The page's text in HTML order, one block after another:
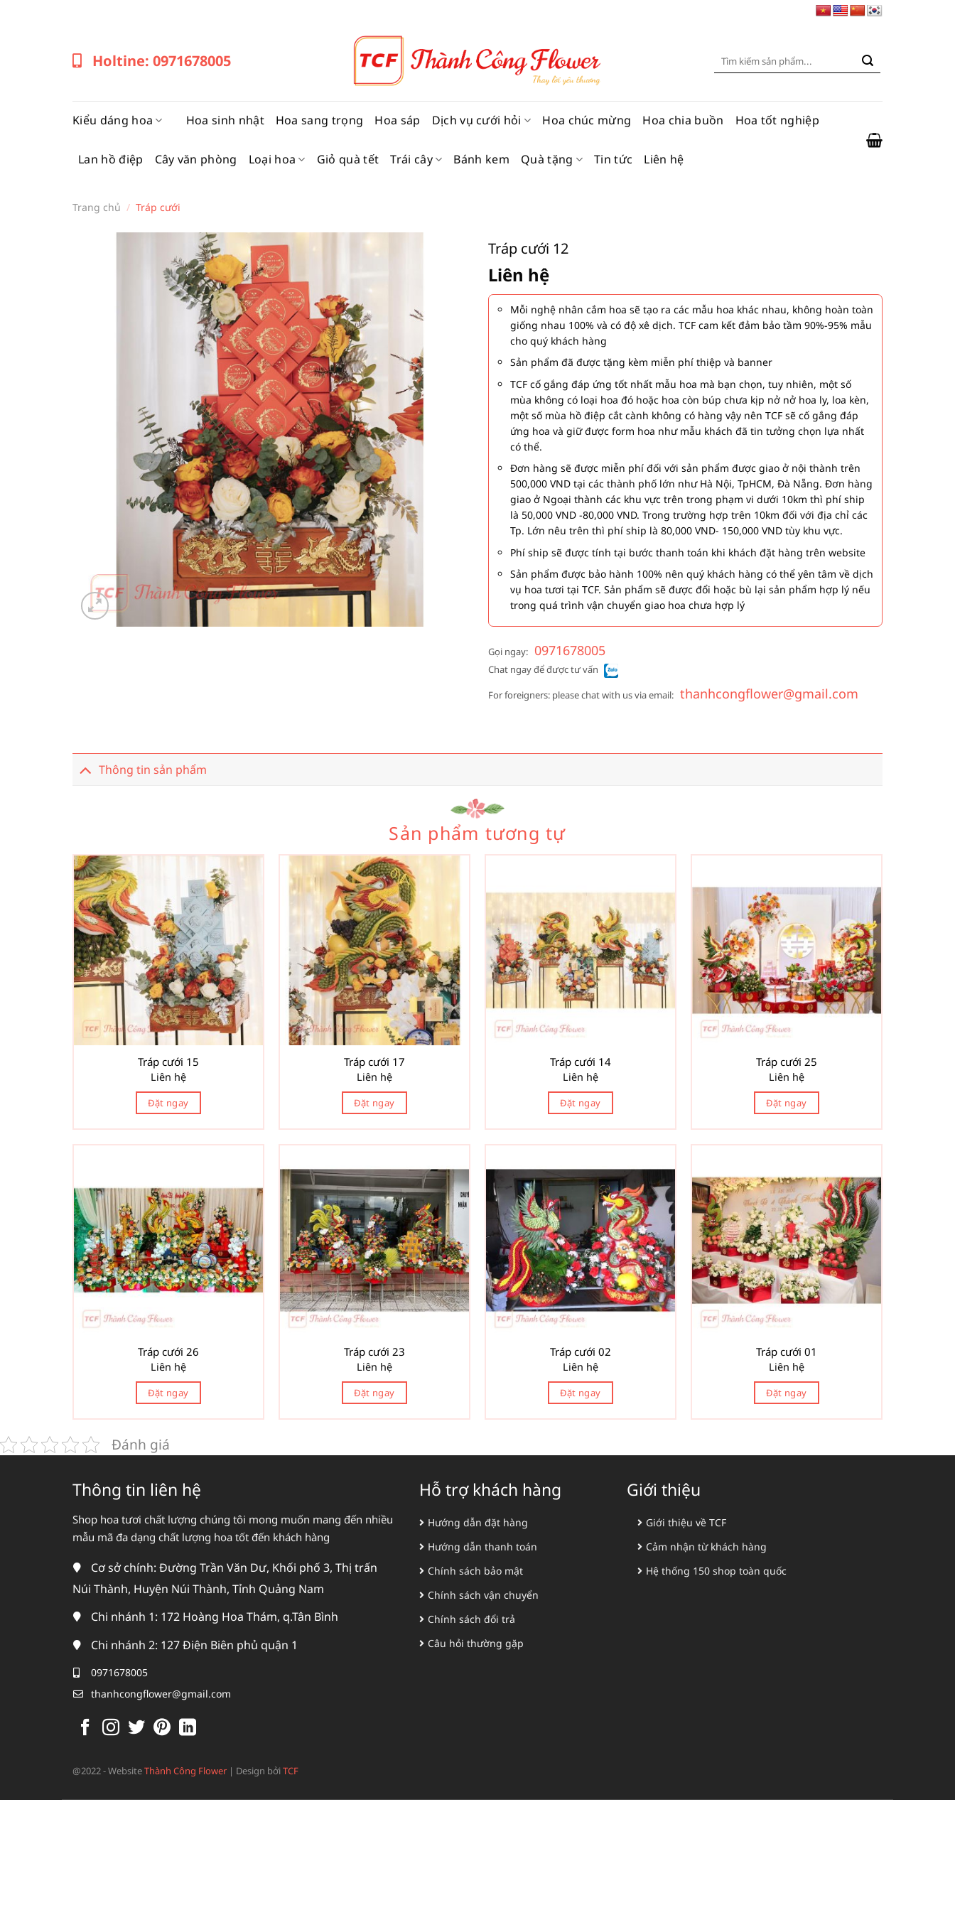
Holtine: 0971678005
Tìm
Kiểu dáng hoa Hoa sinh nhật Hoa sang trọng Hoa sáp Dịch vụ cưới hỏi Hoa chúc mừng Hoa chia buồn Hoa tốt nghiệp
Lan hồ điệp Cây văn phòng Loại hoa Giỏ quà tết Trái cây Bánh kem Quà tặng Tin tức Liên hệ
Trang chủ / Tráp cưới
Tráp cưới 12
Liên hệ
Mỗi nghệ nhân cắm hoa sẽ tạo ra các mẫu hoa khác nhau, không hoàn toàn
giống nhau 100% và có độ xê dịch. TCF cam kết đảm bảo tầm 90%-95% mẫu
cho quý khách hàng
Sản phẩm đã được tặng kèm miễn phí thiệp và banner
TCF cố gắng đáp ứng tốt nhất mẫu hoa mà bạn chọn, tuy nhiên, một số
mùa không có loại hoa đó hoặc hoa còn búp chưa kịp nở nở hoa ly, loa kèn,
một số mùa hồ điệp cắt cành không có hàng vậy nên TCF sẽ cố gắng đáp
ứng hoa và giữ được form hoa như mẫu khách đã tin tưởng chọn lựa nhất
có thể.
Đơn hàng sẽ được miễn phí đối với sản phẩm được giao ở nội thành trên
500,000 VND tại các thành phố lớn như Hà Nội, TpHCM, Đà Nẵng. Đơn hàng
giao ở Ngoại thành các khu vực trên trong phạm vi dưới 10km thì phí ship
là 50,000 VND -80,000 VND. Trong trường hợp trên 10km đối với địa chỉ các
Tp. Lớn nêu trên thì phí ship là 80,000 VND- 150,000 VND tùy khu vực.
Phí ship sẽ được tính tại bước thanh toán khi khách đặt hàng trên website
Sản phẩm được bảo hành 100% nên quý khách hàng có thể yên tâm về dịch
vụ hoa tươi tại TCF. Sản phẩm sẽ được đổi hoặc bù lại sản phẩm hợp lý nếu
trong quá trình vận chuyển giao hoa chưa hợp lý
Gọi ngay: 0971678005
Chat ngay để được tư vấn
For foreigners: please chat with us via email: thanhcongflower@gmail.com
Thông tin sản phẩm
Sản phẩm tương tự
Tráp cưới 15
Liên hệ
Đặt ngay
Tráp cưới 17
Liên hệ
Đặt ngay
Tráp cưới 14
Liên hệ
Đặt ngay
Tráp cưới 25
Liên hệ
Đặt ngay
Tráp cưới 26
Liên hệ
Đặt ngay
Tráp cưới 23
Liên hệ
Đặt ngay
Tráp cưới 02
Liên hệ
Đặt ngay
Tráp cưới 01
Liên hệ
Đặt ngay
Đánh giá
Thông tin liên hệ
Shop hoa tươi chất lượng chúng tôi mong muốn mang đến nhiều
mẫu mã đa dạng chất lượng hoa tốt đến khách hàng
Cơ sở chính: Đường Trần Văn Dư, Khối phố 3, Thị trấn
Núi Thành, Huyện Núi Thành, Tỉnh Quảng Nam
Chi nhánh 1: 172 Hoàng Hoa Thám, q.Tân Bình
Chi nhánh 2: 127 Điện Biên phủ quận 1
0971678005
thanhcongflower@gmail.com
Hỗ trợ khách hàng
Hướng dẫn đặt hàng
Hướng dẫn thanh toán
Chính sách bảo mật
Chính sách vận chuyển
Chính sách đổi trả
Câu hỏi thường gặp
Giới thiệu
Giới thiệu về TCF
Cảm nhận từ khách hàng
Hệ thống 150 shop toàn quốc
@2022 - WebsiteThành Công Flower | Design bởiTCF